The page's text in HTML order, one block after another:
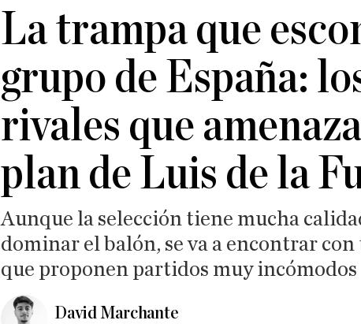
La trampa que
grupo de España:
rivales que
plan de Luis de la
Aunque la selección tiene mucha
dominar el balón, se va a encontrar
que proponen partidos muy incómodos
David Marchante